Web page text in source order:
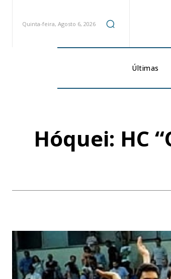
Quinta-feira, Agosto 6, 2026
Últimas
Hóquei: HC